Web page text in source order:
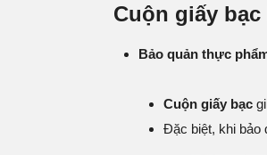
Cuộn giấy
Bảo quản thực
Cuộn giấy bạc
Đặc biệt, khi bảo